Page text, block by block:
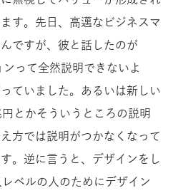
す。先日、高邁なビジネスマ
ですが、彼と話したのが
ンって全然説明できないよ
ていました。あるいは新しい
とかそういうところの説明
方では説明がつかなくなって
。逆に言うと、デザインをし
ベルの人のためにデザイン